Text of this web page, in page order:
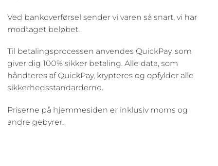
Ved bankoverførsel sender vi varen så snart, vi har
modtaget beløbet.
Til betalingsprocessen anvendes QuickPay, som
giver dig 100% sikker betaling. Alle data, som
håndteres af QuickPay, krypteres og opfylder alle
sikkerhedsstandarderne.
Priserne på hjemmesiden er inklusiv moms og
andre gebyrer.